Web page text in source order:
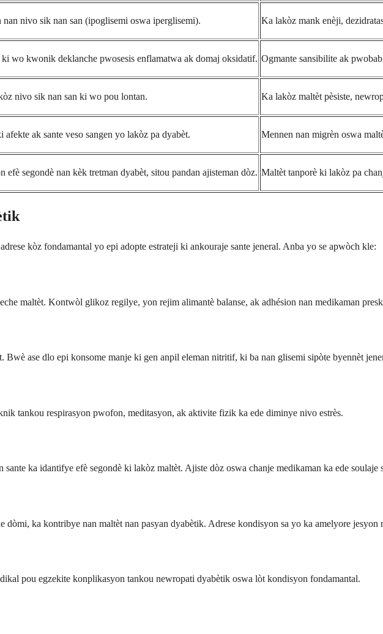
nan nivo sik nan san (ipoglisemi oswa iperglisemi). Ka lakòz mank enèji,
wo kwonik deklanche pwosesis enflamatwa ak domaj oksidatif. Ogmante sansibilite ak
nivo sik nan san ki wo pou lontan. Ka lakòz maltèt pèsiste,
afekte ak sante veso sangen yo lakòz pa dyabèt. Mennen nan migrèn oswa
efè segondè nan kèk tretman dyabèt, sitou pandan ajisteman dòz. Maltèt tanporè ki lakòz pa
kòz fondamantal yo epi adopte estrateji ki ankouraje sante jeneral. Anba yo se apwòch kle:
maltèt. Kontwòl glikoz regilye, yon rejim alimantè balanse, ak adhésion nan medikaman
Bwè ase dlo epi konsome manje ki gen anpil eleman nitritif, ki ba nan glisemi sipòte byennèt
tankou respirasyon pwofon, meditasyon, ak aktivite fizik ka ede diminye nivo estrès.
ka idantifye efè segondè ki lakòz maltèt. Ajiste dòz oswa chanje medikaman ka ede soulaje
dòmi, ka kontribye nan maltèt nan pasyan dyabètik. Adrese kondisyon sa yo ka amelyore jesyon
pou egzekite konplikasyon tankou newropati dyabètik oswa lòt kondisyon fondamantal.